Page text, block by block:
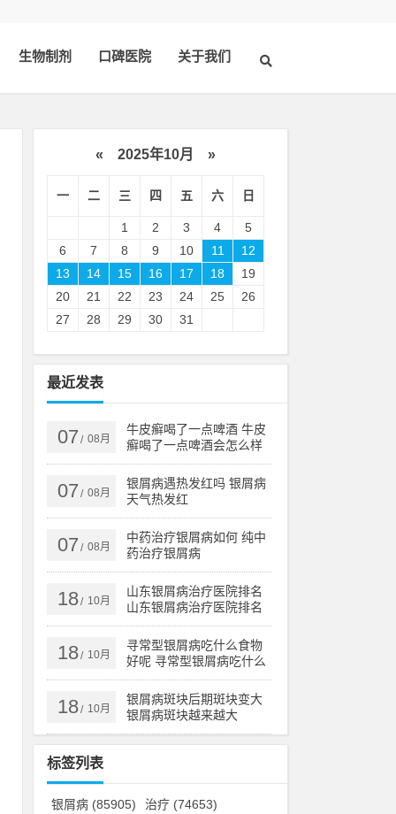
生物制剂 口碑医院 关于我们
« 2025年10月 »
一 二 三 四 五 六 日
1 2 3 4
5
6
7 8 9 10 11
12
13
14 15 16 17 18
19
20
21 22 23 24 25
26
27
28 29 30 31
最近发表
07 / 08月
牛皮癣喝了一点啤酒 牛皮
癣喝了一点啤酒会怎么样
07 / 08月
银屑病遇热发红吗 银屑病
天气热发红
07 / 08月
中药治疗银屑病如何 纯中
药治疗银屑病
18/ 10月
山东银屑病治疗医院排名
山东银屑病治疗医院排名
榜
18/ 10月
寻常型银屑病吃什么食物
好呢 寻常型银屑病吃什么
药效果好
18/ 10月
银屑病斑块后期斑块变大
银屑病斑块越来越大
标签列表
银屑病 (85905) 治疗 (74653)